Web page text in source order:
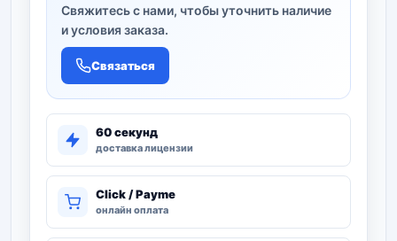
Свяжитесь с нами, чтобы уточнить наличие
и условия заказа.
Связаться
60 секунд
доставка лицензии
Click / Payme
онлайн оплата